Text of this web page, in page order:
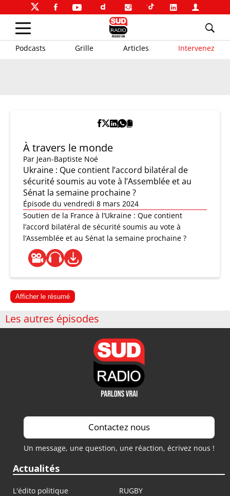
Podcasts Grille Articles Intervenez
À travers le monde
Par Jean-Baptiste Noé
Ukraine : Que contient l’accord bilatéral de
sécurité soumis au vote à l’Assemblée et au
Sénat la semaine prochaine ?
Épisode du vendredi 8 mars 2024
Soutien de la France à l’Ukraine : Que contient
l’accord bilatéral de sécurité soumis au vote à
l’Assemblée et au Sénat la semaine prochaine ?
Afficher le résumé
Les autres épisodes
Contactez nous
Un message, une question, une réaction, écrivez nous !
Actualités
L'édito politique
RUGBY